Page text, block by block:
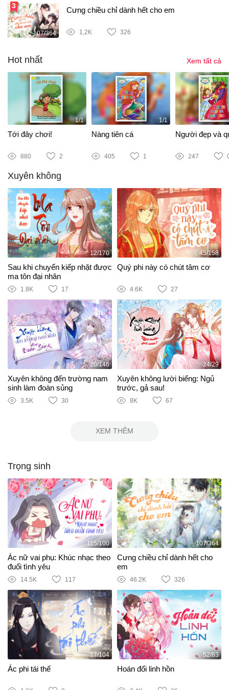
107/364
Cưng chiều chỉ dành hết cho em
1,2K 326
Hot nhất Xem tất cả
1/1
Tới đây chơi!
880 2
1/1
Nàng tiên cá
405 1
Người đẹp và
247
Xuyên không
12/170
Sau khi chuyển kiếp nhặt được
ma tôn đại nhân
1.8K 17
45/158
Quý phi này có chút tâm cơ
4.6K 27
20/146
Xuyên không đến trường nam
sinh làm đoàn sủng
3.5K 30
24/29
Xuyên không lười biếng: Ngủ
trước, gả sau!
8K 67
XEM THÊM
Trọng sinh
115/100
Ác nữ vai phụ: Khúc nhạc theo
đuổi tình yêu
14.5K 117
107/364
Cưng chiều chỉ dành hết cho
em
46.2K 326
17/104
Ác phi tái thế
52/83
Hoán đổi linh hồn